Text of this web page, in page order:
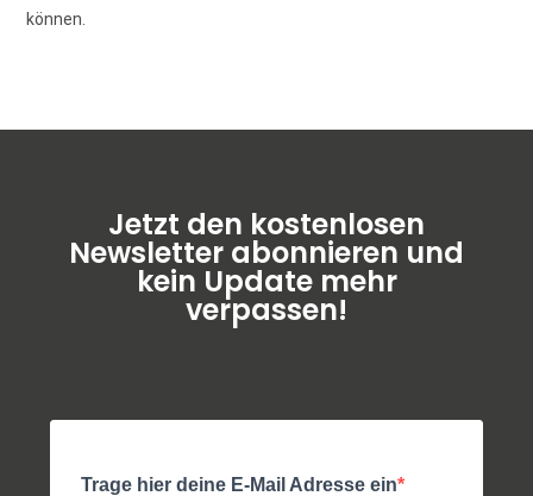
können.
Jetzt den kostenlosen
Newsletter abonnieren und
kein Update mehr
verpassen!
Trage hier deine E-Mail Adresse ein